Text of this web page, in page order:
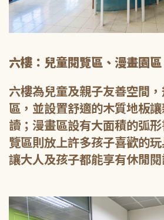
六樓：兒童閱覽區、漫畫
六樓為兒童及親子友善空間
區，並設置舒適的木質地板
讀；漫畫區設有大面積的弧
覽區則放上許多孩子喜歡的玩
讓大人及孩子都能享有休閒閱